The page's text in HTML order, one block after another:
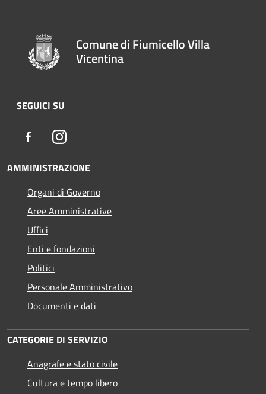
Comune di Fiumicello Villa
Vicentina
SEGUICI SU
FacebookInstagram
AMMINISTRAZIONE
Organi di Governo
Aree Amministrative
Uffici
Enti e fondazioni
Politici
Personale Amministrativo
Documenti e dati
CATEGORIE DI SERVIZIO
Anagrafe e stato civile
Cultura e tempo libero